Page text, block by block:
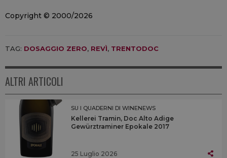
Copyright © 2000/2026
TAG: DOSAGGIO ZERO, REVÌ, TRENTODOC
ALTRI ARTICOLI
SU I QUADERNI DI WINENEWS
Kellerei Tramin, Doc Alto Adige
Gewürztraminer Epokale 2017
25 Luglio 2026